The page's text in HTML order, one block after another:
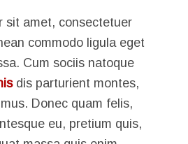
sit amet, consectetuer
commodo ligula eget
Cum sociis natoque
dis parturient montes,
Donec quam felis,
eu, pretium quis,